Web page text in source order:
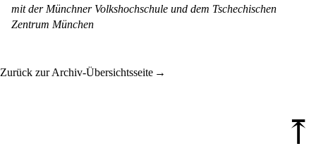
mit der Münchner Volkshochschule und dem Tschechischen
Zentrum München
Zurück zur Archiv-Übersichtsseite
⤒